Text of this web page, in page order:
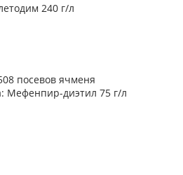
240 г/л
посевов ячменя
диэтил 75 г/л